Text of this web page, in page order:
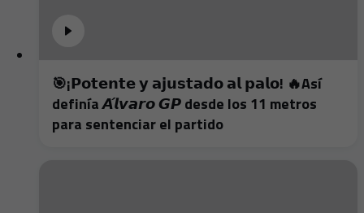
🎯¡𝗣𝗼𝘁𝗲𝗻𝘁𝗲 𝘆 𝗮𝗷𝘂𝘀𝘁𝗮𝗱𝗼 𝗮𝗹 𝗽𝗮𝗹𝗼! 🔥Así
definía 𝘼́𝙡𝙫𝙖𝙧𝙤 𝙂𝙋 desde los 11 metros
para sentenciar el partido